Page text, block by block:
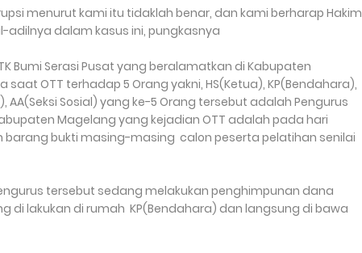
menurut kami itu tidaklah benar, dan kami berharap Hakim
dalam kasus ini, pungkasnya
Bumi Serasi Pusat yang beralamatkan di Kabupaten
OTT terhadap 5 Orang yakni, HS(Ketua), KP(Bendahara),
AA(Seksi Sosial) yang ke-5 Orang tersebut adalah Pengurus
Magelang yang kejadian OTT adalah pada hari
barang bukti masing-masing calon peserta pelatihan senilai
tersebut sedang melakukan penghimpunan dana
di lakukan di rumah KP(Bendahara) dan langsung di bawa